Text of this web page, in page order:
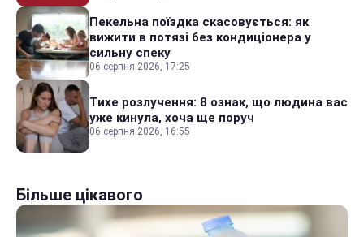
Пекельна поїздка скасовується: як
вижити в потязі без кондиціонера у
сильну спеку
06 серпня 2026, 17:25
Тихе розлучення: 8 ознак, що людина вас
уже кинула, хоча ще поруч
06 серпня 2026, 16:55
Більше цікавого